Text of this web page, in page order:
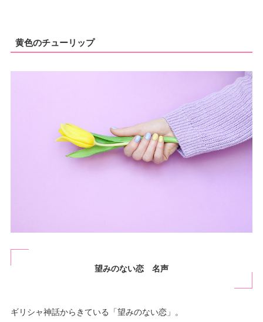
黄色のチューリップ
望みのない恋 名声
ギリシャ神話からきている「望みのない恋」。